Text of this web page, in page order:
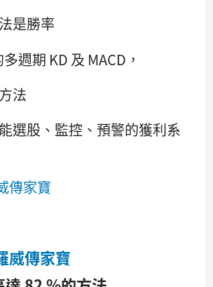
是勝率
週期 KD 及 MACD，
法
選股、監控、預警的獲利系
傳家寶
威傳家寶